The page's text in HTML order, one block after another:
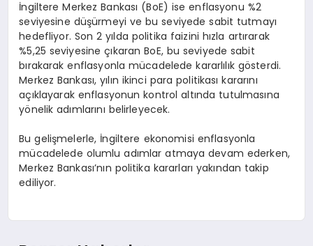
İngiltere Merkez Bankası (BoE) ise enflasyonu %2
seviyesine düşürmeyi ve bu seviyede sabit tutmayı
hedefliyor. Son 2 yılda politika faizini hızla artırarak
%5,25 seviyesine çıkaran BoE, bu seviyede sabit
bırakarak enflasyonla mücadelede kararlılık gösterdi.
Merkez Bankası, yılın ikinci para politikası kararını
açıklayarak enflasyonun kontrol altında tutulmasına
yönelik adımlarını belirleyecek.
Bu gelişmelerle, İngiltere ekonomisi enflasyonla
mücadelede olumlu adımlar atmaya devam ederken,
Merkez Bankası’nın politika kararları yakından takip
ediliyor.